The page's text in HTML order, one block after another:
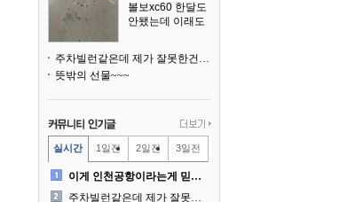
볼보xc60 한달도
안됐는데 이래도
주차빌런같은데 제가 잘못한건가요
뜻밖의 선물~~~
실시간 1일전 2일전 3일전
이게 인천공항이라는게 믿겨지..
주차빌런같은데 제가 잘못한건..